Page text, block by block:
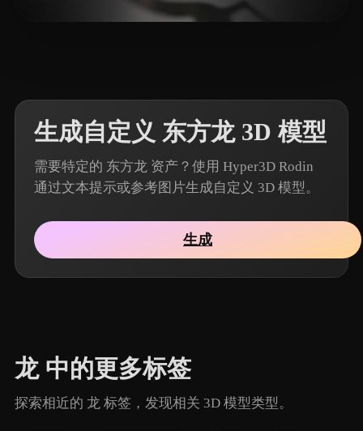
生成自定义 东方龙 3D 模型
需要特定的 东方龙 资产？使用 Hyper3D Rodin
通过文本提示或参考图片生成自定义 3D 模型。
生成
龙 中的更多标签
探索相近的 龙 标签，发现相关 3D 模型类型。